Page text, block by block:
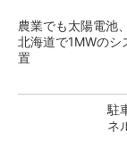
農業でも太陽電池
北海道で1MWのシ
置
駐
ネ